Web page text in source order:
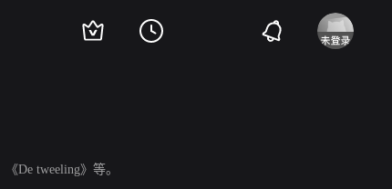
De tweeling》等。